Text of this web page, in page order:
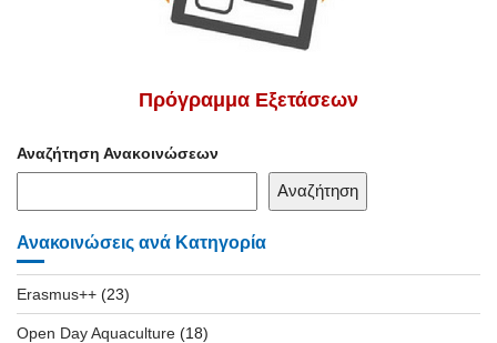
Πρόγραμμα Εξετάσεων
Αναζήτηση Ανακοινώσεων
Αναζήτηση
Ανακοινώσεις ανά Κατηγορία
Erasmus++ (23)
Open Day Aquaculture (18)